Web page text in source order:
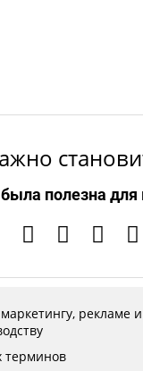
полезна для
рекламе и
терминов